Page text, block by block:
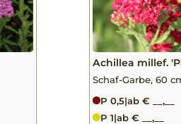
Achillea millef.
Schaf-Garbe, 60
P 0,5|ab € __,__
P 1|ab € __,__